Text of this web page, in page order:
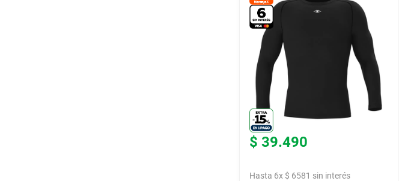
$ 39.490
Hasta 6x $ 6581 sin interés